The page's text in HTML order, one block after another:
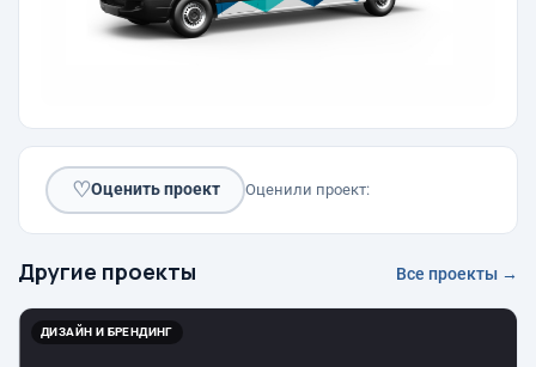
♡Оценить проект Оценили проект:
Другие проекты Все проекты →
ДИЗАЙН И БРЕНДИНГ